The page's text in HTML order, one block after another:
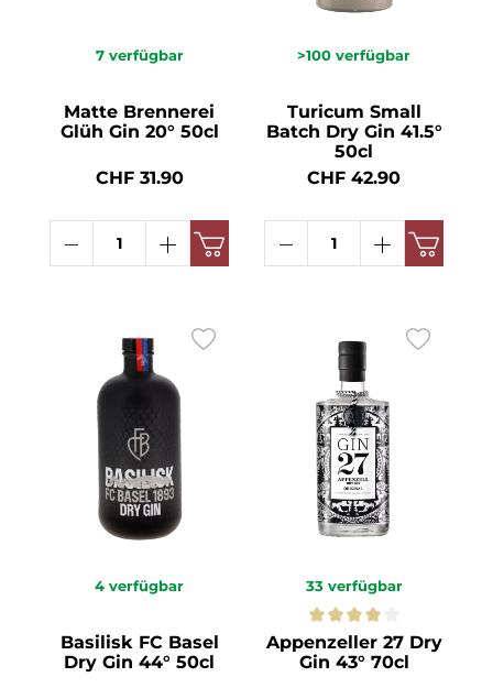
7 verfügbar
Matte Brennerei
Glüh Gin 20° 50cl
CHF 31.90
>100 verfügbar
Turicum Small
Batch Dry Gin 41.5°
50cl
CHF 42.90
4 verfügbar
Basilisk FC Basel
Dry Gin 44° 50cl
33 verfügbar
Appenzeller 27 Dry
Gin 43° 70cl